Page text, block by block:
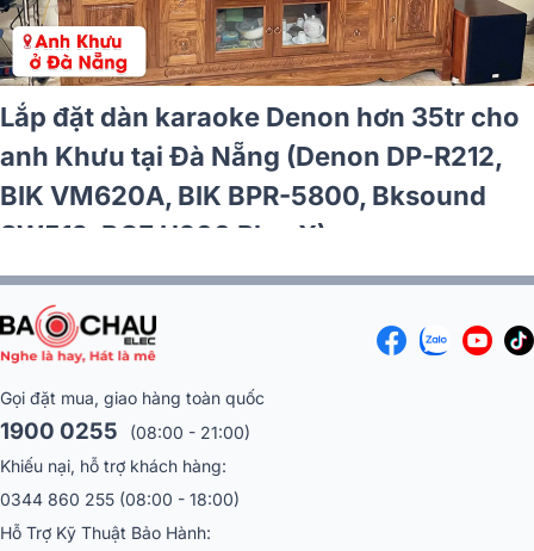
Lắp đặt dàn karaoke Denon hơn 35tr cho
anh Khưu tại Đà Nẵng (Denon DP-R212,
BIK VM620A, BIK BPR-5800, Bksound
SW512, BCE U900 Plus X)
Gọi đặt mua, giao hàng toàn quốc
1900 0255
(08:00 - 21:00)
Khiếu nại, hỗ trợ khách hàng:
0344 860 255 (08:00 - 18:00)
Hỗ Trợ Kỹ Thuật Bảo Hành: